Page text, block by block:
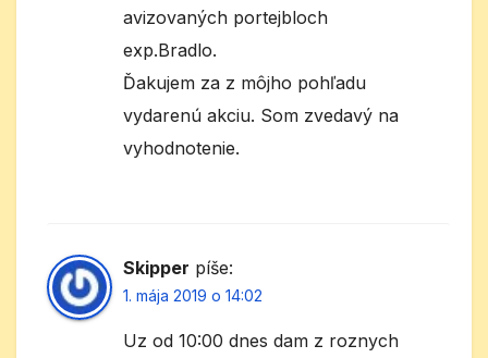
avizovaných portejbloch
exp.Bradlo.
Ďakujem za z môjho pohľadu
vydarenú akciu. Som zvedavý na
vyhodnotenie.
Skipper píše:
1. mája 2019 o 14:02
Uz od 10:00 dnes dam z roznych